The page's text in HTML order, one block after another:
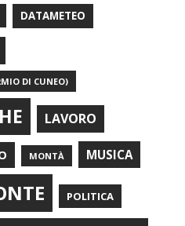
DATAMETEO
DI CUNEO)
LAVORO
MONTÀ MUSICA
POLITICA